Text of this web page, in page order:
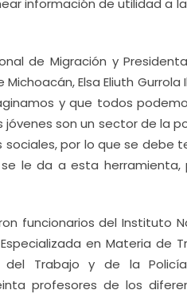
información de utilidad a
de Migración y
Elsa Eliuth
y que todos
son un sector de la
por lo que se debe
le da a esta
funcionarios del Instituto
en Materia de
Trabajo y de la
profesores de los